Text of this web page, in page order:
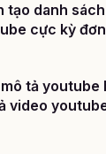
tạo danh
cực kỳ
tả youtube
video